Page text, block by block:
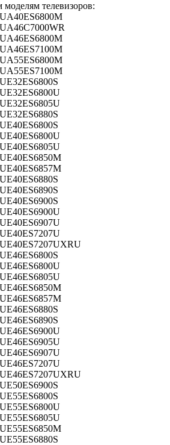
телевизоров: